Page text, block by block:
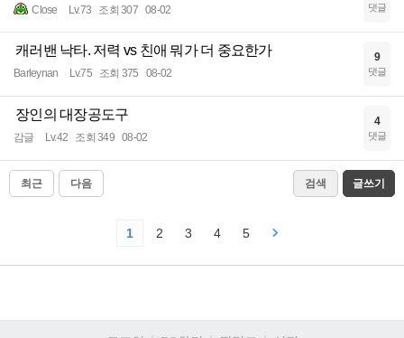
Close Lv.73 조회 307 08-02 댓글
캐러밴 낙타. 저력 vs 친애 뭐가 더 중요한가
Barleynan Lv.75 조회 375 08-02
9
댓글
장인의 대장공도구
감글 Lv.42 조회 349 08-02
4
댓글
최근 다음 검색 글쓰기
1 2 3 4 5